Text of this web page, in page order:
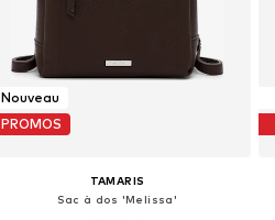
Nouveau
PROMOS
TAMARIS
Sac à dos 'Melissa'